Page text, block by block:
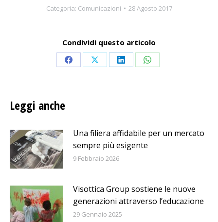
Categoria: Comunicazioni 28 Agosto 2017
Condividi questo articolo
CondividiCondividiCondividiCondividi
Leggi anche
Una filiera affidabile per un mercato
sempre più esigente
9 Febbraio 2026
Visottica Group sostiene le nuove
generazioni attraverso l’educazione
29 Gennaio 2025